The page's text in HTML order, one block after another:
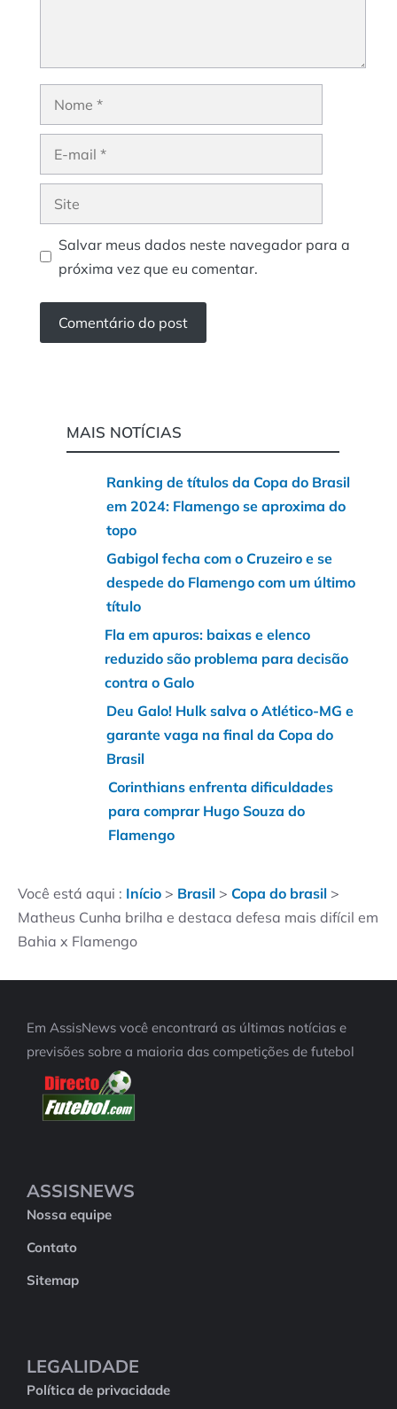
Salvar meus dados neste navegador para a
próxima vez que eu comentar.
MAIS NOTÍCIAS
Ranking de títulos da Copa do Brasil
em 2024: Flamengo se aproxima do
topo
Gabigol fecha com o Cruzeiro e se
despede do Flamengo com um último
título
Fla em apuros: baixas e elenco
reduzido são problema para decisão
contra o Galo
Deu Galo! Hulk salva o Atlético-MG e
garante vaga na final da Copa do
Brasil
Corinthians enfrenta dificuldades
para comprar Hugo Souza do
Flamengo
Você está aqui : Início > Brasil > Copa do brasil >
Matheus Cunha brilha e destaca defesa mais difícil em
Bahia x Flamengo
Em AssisNews você encontrará as últimas notícias e
previsões sobre a maioria das competições de futebol
ASSISNEWS
Nossa equipe
Contato
Sitemap
LEGALIDADE
Política de privacidade